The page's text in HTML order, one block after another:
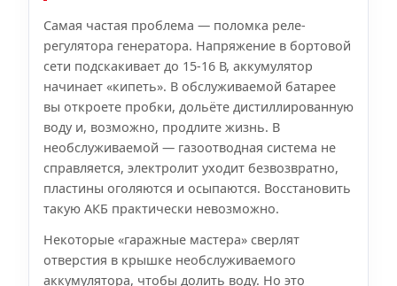
Самая частая проблема — поломка реле-
регулятора генератора. Напряжение в бортовой
сети подскакивает до 15-16 В, аккумулятор
начинает «кипеть». В обслуживаемой батарее
вы откроете пробки, дольёте дистиллированную
воду и, возможно, продлите жизнь. В
необслуживаемой — газоотводная система не
справляется, электролит уходит безвозвратно,
пластины оголяются и осыпаются. Восстановить
такую АКБ практически невозможно.
Некоторые «гаражные мастера» сверлят
отверстия в крышке необслуживаемого
аккумулятора, чтобы долить воду. Но это